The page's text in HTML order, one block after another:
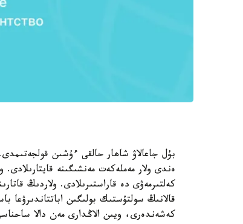
بۇل جاعالاۋ شاھار حالقى ءۇشىن
ەندى ولار مەملەكەت مەنشىگىنە
كەلتىرمەۋى دە قاراستىرىلادى. ولاردىڭ
قالانىڭ سولتۇستىك بولىگىن اباتتاندىرۋعا
كەشەندەرى، ويىن الاڭدارى مەن دالا